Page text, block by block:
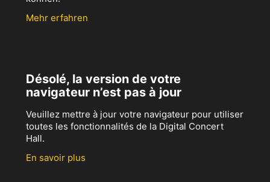
Mehr erfahren
Désolé, la version de votre
navigateur n’est pas à jour
Veuillez mettre à jour votre navigateur pour utiliser
toutes les fonctionnalités de la Digital Concert
Hall.
En savoir plus